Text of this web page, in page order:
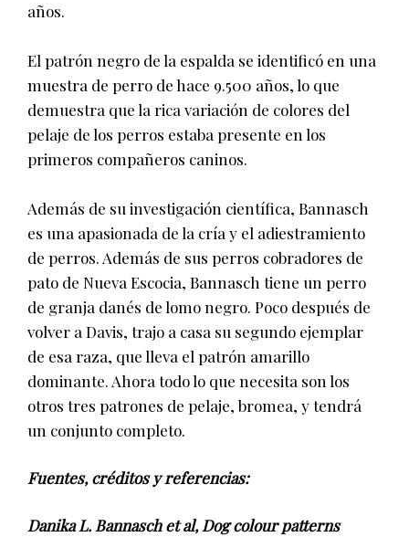
años.
El patrón negro de la espalda se identificó en una
muestra de perro de hace 9.500 años, lo que
demuestra que la rica variación de colores del
pelaje de los perros estaba presente en los
primeros compañeros caninos.
Además de su investigación científica, Bannasch
es una apasionada de la cría y el adiestramiento
de perros. Además de sus perros cobradores de
pato de Nueva Escocia, Bannasch tiene un perro
de granja danés de lomo negro. Poco después de
volver a Davis, trajo a casa su segundo ejemplar
de esa raza, que lleva el patrón amarillo
dominante. Ahora todo lo que necesita son los
otros tres patrones de pelaje, bromea, y tendrá
un conjunto completo.
Fuentes, créditos y referencias:
Danika L. Bannasch et al, Dog colour patterns